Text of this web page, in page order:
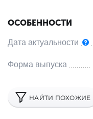
ОСОБЕННОСТИ
Дата актуальности
Форма выпуска
НАЙТИ ПОХОЖИЕ